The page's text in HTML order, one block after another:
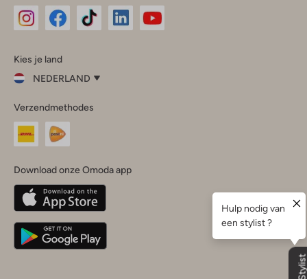
InstagramFacebook
Kies je land
NEDERLAND
je
land
Nederland
Belgique(Français)
Deutschland
Verzendmethodes
Download onze Omoda app